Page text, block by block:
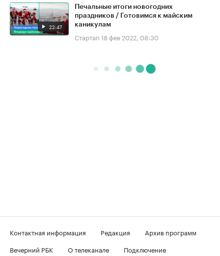
22:47
Печальные итоги новогодних
праздников / Готовимся к майским
каникулам
Стартап 18 фев 2022, 08:30
Контактная информация Редакция
Архив программ
Вечерний РБК
О телеканале
Подключение